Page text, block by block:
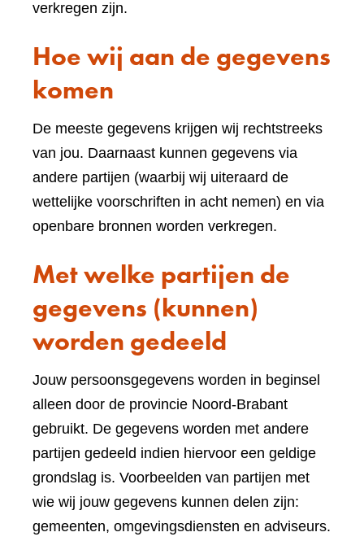
verkregen zijn.
Hoe wij aan de gegevens
komen
De meeste gegevens krijgen wij rechtstreeks
van jou. Daarnaast kunnen gegevens via
andere partijen (waarbij wij uiteraard de
wettelijke voorschriften in acht nemen) en via
openbare bronnen worden verkregen.
Met welke partijen de
gegevens (kunnen)
worden gedeeld
Jouw persoonsgegevens worden in beginsel
alleen door de provincie Noord-Brabant
gebruikt. De gegevens worden met andere
partijen gedeeld indien hiervoor een geldige
grondslag is. Voorbeelden van partijen met
wie wij jouw gegevens kunnen delen zijn:
gemeenten, omgevingsdiensten en adviseurs.